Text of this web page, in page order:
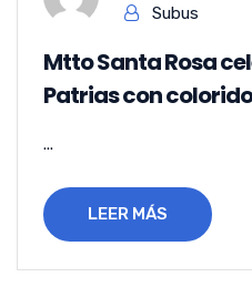
Subus
Mtto Santa Rosa
Patrias con
...
LEER MÁS